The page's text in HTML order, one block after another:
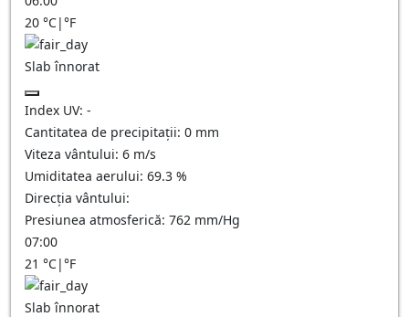
20 °C|°F
Slab înnorat
Index UV: -
Cantitatea de precipitații: 0 mm
Viteza vântului: 6 m/s
Umiditatea aerului: 69.3 %
Direcția vântului:
Presiunea atmosferică: 762 mm/Hg
07:00
21 °C|°F
Slab înnorat